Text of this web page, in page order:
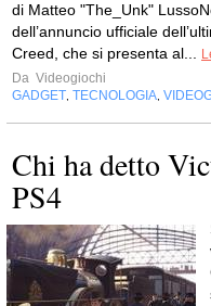
di Matteo "The_Unk"
dell’annuncio ufficiale
Creed, che si presenta al...
Da Videogiochi
GADGET TECNOLOGIA
Chi ha detto
PS4